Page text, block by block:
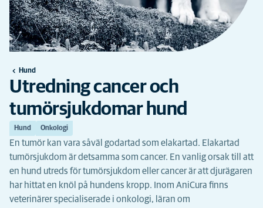
Hund
Utredning cancer och
tumörsjukdomar hund
Hund Onkologi
En tumör kan vara såväl godartad som elakartad. Elakartad
tumörsjukdom är detsamma som cancer. En vanlig orsak till att
en hund utreds för tumörsjukdom eller cancer är att djurägaren
har hittat en knöl på hundens kropp. Inom AniCura finns
veterinärer specialiserade i onkologi, läran om